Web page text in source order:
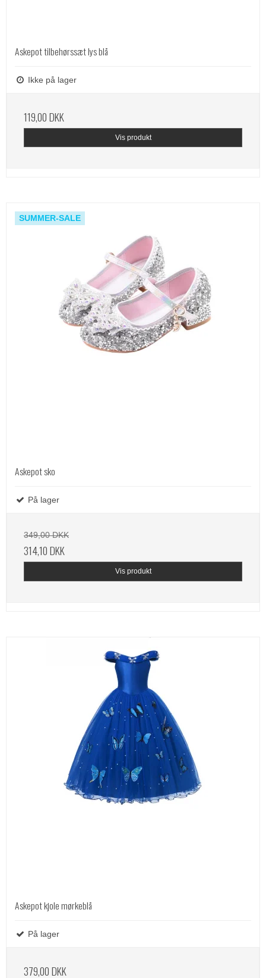
Askepot tilbehørssæt lys blå
Ikke på lager
119,00 DKK
Vis produkt
SUMMER-SALE
Askepot sko
På lager
349,00 DKK
314,10 DKK
Vis produkt
Askepot kjole mørkeblå
På lager
379,00 DKK